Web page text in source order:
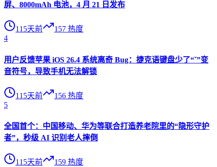
屏、8000mAh 电池，4 月 21 日发布
115天前 157 热度
4
用户反馈苹果 iOS 26.4 系统离奇 Bug：捷克语键盘少了“ˇ”变
音符号，导致手机无法解锁
115天前 156 热度
5
全国首个：中国移动、华为等联合打造养老院里的“隐形守护
者”，秒级 AI 识别老人摔倒
115天前 159 热度